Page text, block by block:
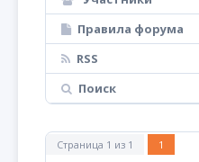
Правила форума
RSS
Поиск
Страница 1 из 1 1